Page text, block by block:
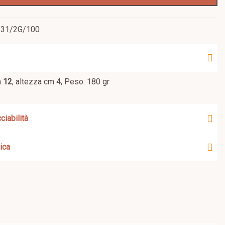
2G/100
12, altezza cm 4, Peso: 180 gr